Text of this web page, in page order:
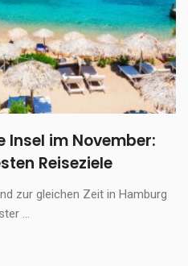
im November:
Reiseziele
zur gleichen Zeit in Hamburg
...